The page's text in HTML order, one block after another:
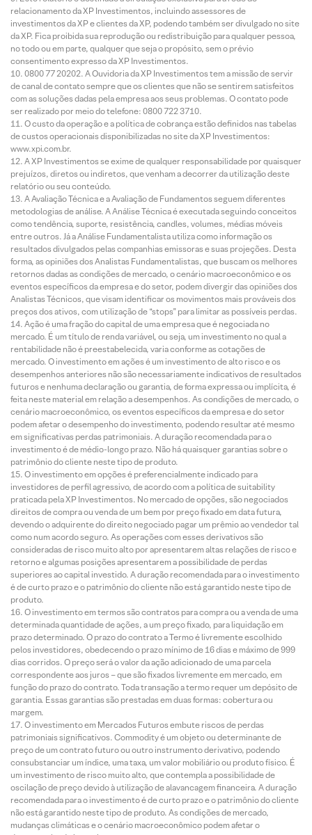
relacionamento da XP Investimentos, incluindo assessores de
investimentos da XP e clientes da XP, podendo também ser divulgado no site
da XP. Fica proibida sua reprodução ou redistribuição para qualquer pessoa,
no todo ou em parte, qualquer que seja o propósito, sem o prévio
consentimento expresso da XP Investimentos.
0800 77 20202. A Ouvidoria da XP Investimentos tem a missão de servir
de canal de contato sempre que os clientes que não se sentirem satisfeitos
com as soluções dadas pela empresa aos seus problemas. O contato pode
ser realizado por meio do telefone: 0800 722 3710.
O custo da operação e a política de cobrança estão definidos nas tabelas
de custos operacionais disponibilizadas no site da XP Investimentos:
www.xpi.com.br.
A XP Investimentos se exime de qualquer responsabilidade por quaisquer
prejuízos, diretos ou indiretos, que venham a decorrer da utilização deste
relatório ou seu conteúdo.
A Avaliação Técnica e a Avaliação de Fundamentos seguem diferentes
metodologias de análise. A Análise Técnica é executada seguindo conceitos
como tendência, suporte, resistência, candles, volumes, médias móveis
entre outros. Já a Análise Fundamentalista utiliza como informação os
resultados divulgados pelas companhias emissoras e suas projeções. Desta
forma, as opiniões dos Analistas Fundamentalistas, que buscam os melhores
retornos dadas as condições de mercado, o cenário macroeconômico e os
eventos específicos da empresa e do setor, podem divergir das opiniões dos
Analistas Técnicos, que visam identificar os movimentos mais prováveis dos
preços dos ativos, com utilização de “stops” para limitar as possíveis perdas.
Ação é uma fração do capital de uma empresa que é negociada no
mercado. É um título de renda variável, ou seja, um investimento no qual a
rentabilidade não é preestabelecida, varia conforme as cotações de
mercado. O investimento em ações é um investimento de alto risco e os
desempenhos anteriores não são necessariamente indicativos de resultados
futuros e nenhuma declaração ou garantia, de forma expressa ou implícita, é
feita neste material em relação a desempenhos. As condições de mercado, o
cenário macroeconômico, os eventos específicos da empresa e do setor
podem afetar o desempenho do investimento, podendo resultar até mesmo
em significativas perdas patrimoniais. A duração recomendada para o
investimento é de médio-longo prazo. Não há quaisquer garantias sobre o
patrimônio do cliente neste tipo de produto.
O investimento em opções é preferencialmente indicado para
investidores de perfil agressivo, de acordo com a política de suitability
praticada pela XP Investimentos. No mercado de opções, são negociados
direitos de compra ou venda de um bem por preço fixado em data futura,
devendo o adquirente do direito negociado pagar um prêmio ao vendedor tal
como num acordo seguro. As operações com esses derivativos são
consideradas de risco muito alto por apresentarem altas relações de risco e
retorno e algumas posições apresentarem a possibilidade de perdas
superiores ao capital investido. A duração recomendada para o investimento
é de curto prazo e o patrimônio do cliente não está garantido neste tipo de
produto.
O investimento em termos são contratos para compra ou a venda de uma
determinada quantidade de ações, a um preço fixado, para liquidação em
prazo determinado. O prazo do contrato a Termo é livremente escolhido
pelos investidores, obedecendo o prazo mínimo de 16 dias e máximo de 999
dias corridos. O preço será o valor da ação adicionado de uma parcela
correspondente aos juros – que são fixados livremente em mercado, em
função do prazo do contrato. Toda transação a termo requer um depósito de
garantia. Essas garantias são prestadas em duas formas: cobertura ou
margem.
O investimento em Mercados Futuros embute riscos de perdas
patrimoniais significativos. Commodity é um objeto ou determinante de
preço de um contrato futuro ou outro instrumento derivativo, podendo
consubstanciar um índice, uma taxa, um valor mobiliário ou produto físico. É
um investimento de risco muito alto, que contempla a possibilidade de
oscilação de preço devido à utilização de alavancagem financeira. A duração
recomendada para o investimento é de curto prazo e o patrimônio do cliente
não está garantido neste tipo de produto. As condições de mercado,
mudanças climáticas e o cenário macroeconômico podem afetar o